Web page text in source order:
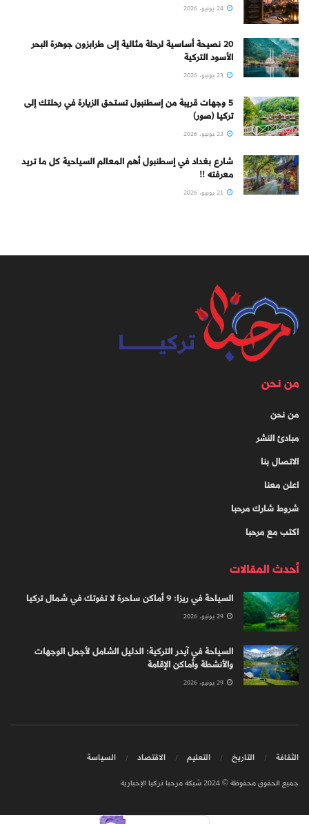
20 نصيحة أساسية لرحلة مثالية إلى طرابزون جوهرة البحر
الأسود التركية
5 وجهات قريبة من إسطنبول تستحق الزيارة في رحلتك إلى
تركيا (صور)
شارع بغداد في إسطنبول أهم المعالم السياحية كل ما تريد
معرفته !!
من نحن
من نحن
مبادئ النشر
الاتصال بنا
اعلن معنا
شروط شارك مرحبا
اكتب مع مرحبا
أحدث المقالات
السياحة في ريزا: 9 أماكن ساحرة لا تفوتك في شمال تركيا
السياحة في آيدر التركية: الدليل الشامل لأجمل الوجهات
والأنشطة وأماكن الإقامة
الثقافة التاريخ التعليم الاقتصاد السياسة
جميع الحقوق محفوظة © 2024 شبكة مرحبا تركيا الإخبارية